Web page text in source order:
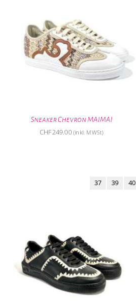
Sneaker Chevron MAIMAI
CHF249.00 (inkl. MWSt)
37 39 40